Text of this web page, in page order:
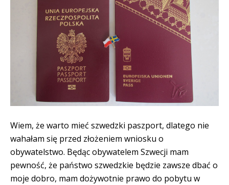
Wiem, że warto mieć szwedzki paszport, dlatego nie
wahałam się przed złożeniem wniosku o
obywatelstwo. Będąc obywatelem Szwecji mam
pewność, że państwo szwedzkie będzie zawsze dbać o
moje dobro, mam dożywotnie prawo do pobytu w